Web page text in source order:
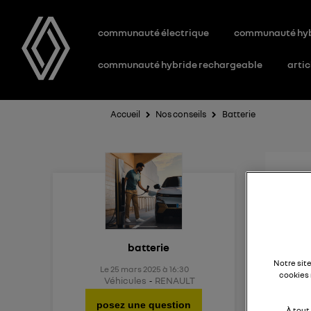
communauté électrique communauté
communauté hybride rechargeable
Accueil Nos conseils Batterie
batterie
Le 25 mars 2025 à 16:30
Véhicules RENAULT
posez une question
Notre
cookies